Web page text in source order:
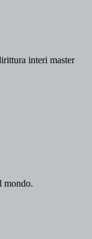
interi master
mondo.